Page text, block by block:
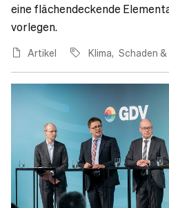
eine flächendeckende
vorlegen.
Artikel Klima Schaden